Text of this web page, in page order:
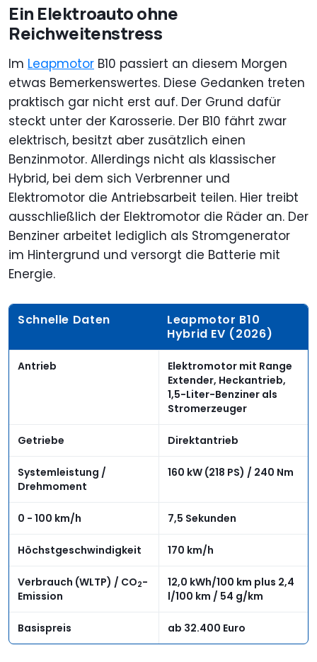
Ein Elektroauto ohne
Reichweitenstress
Im Leapmotor B10 passiert an diesem Morgen
etwas Bemerkenswertes. Diese Gedanken treten
praktisch gar nicht erst auf. Der Grund dafür
steckt unter der Karosserie. Der B10 fährt zwar
elektrisch, besitzt aber zusätzlich einen
Benzinmotor. Allerdings nicht als klassischer
Hybrid, bei dem sich Verbrenner und
Elektromotor die Antriebsarbeit teilen. Hier treibt
ausschließlich der Elektromotor die Räder an. Der
Benziner arbeitet lediglich als Stromgenerator
im Hintergrund und versorgt die Batterie mit
Energie.
Schnelle Daten
Leapmotor B10
Hybrid EV (2026)
Antrieb
Elektromotor mit Range
Extender, Heckantrieb,
1,5-Liter-Benziner als
Stromerzeuger
Getriebe Direktantrieb
Systemleistung /
Drehmoment
160 kW (218 PS) / 240 Nm
0 - 100 km/h 7,5 Sekunden
Höchstgeschwindigkeit 170 km/h
Verbrauch (WLTP) / CO2-
Emission
12,0 kWh/100 km plus 2,4
l/100 km / 54 g/km
Basispreis ab 32.400 Euro